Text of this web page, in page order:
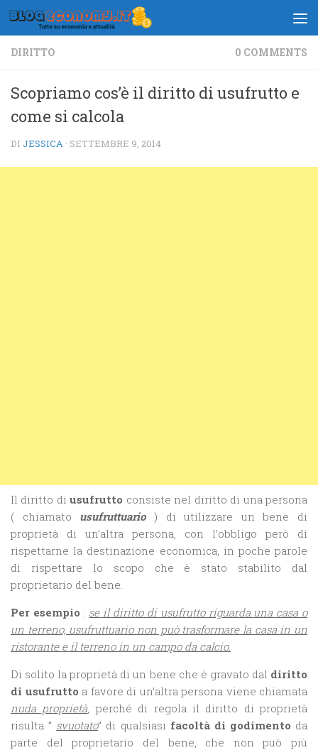
Salta al contenuto
DIRITTO 0 COMMENTS
Scopriamo cos’è il diritto di usufrutto e
come si calcola
DI JESSICA · SETTEMBRE 9, 2014
Il diritto di usufrutto consiste nel diritto di una persona
( chiamato usufruttuario) di utilizzare un bene di
proprietà di un’altra persona, con l’obbligo però di
rispettarne la destinazione economica, in poche parole
di rispettare lo scopo che è stato stabilito dal
proprietario del bene.
Per esempio : se il diritto di usufrutto riguarda una casa o
un terreno, usufruttuario non può trasformare la casa in un
ristorante e il terreno in un campo da calcio.
Di solito la proprietà di un bene che è gravato dal diritto
di usufrutto a favore di un’altra persona viene chiamata
nuda proprietà, perché di regola il diritto di proprietà
risulta ” svuotato” di qualsiasi facoltà di godimento da
parte del proprietario del bene, che non può più